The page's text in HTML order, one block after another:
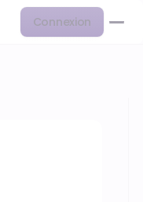
Connexion